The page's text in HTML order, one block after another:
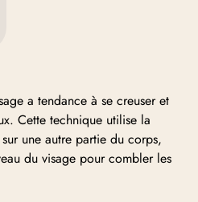
a tendance à se creuser et
Cette technique utilise la
une autre partie du corps,
du visage pour combler les